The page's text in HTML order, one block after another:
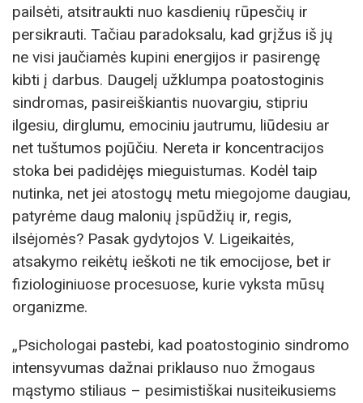
pailsėti, atsitraukti nuo kasdienių rūpesčių ir
persikrauti. Tačiau paradoksalu, kad grįžus iš jų
ne visi jaučiamės kupini energijos ir pasirengę
kibti į darbus. Daugelį užklumpa poatostoginis
sindromas, pasireiškiantis nuovargiu, stipriu
ilgesiu, dirglumu, emociniu jautrumu, liūdesiu ar
net tuštumos pojūčiu. Nereta ir koncentracijos
stoka bei padidėjęs mieguistumas. Kodėl taip
nutinka, net jei atostogų metu miegojome daugiau,
patyrėme daug malonių įspūdžių ir, regis,
ilsėjomės? Pasak gydytojos V. Ligeikaitės,
atsakymo reikėtų ieškoti ne tik emocijose, bet ir
fiziologiniuose procesuose, kurie vyksta mūsų
organizme.
„Psichologai pastebi, kad poatostoginio sindromo
intensyvumas dažnai priklauso nuo žmogaus
mąstymo stiliaus – pesimistiškai nusiteikusiems